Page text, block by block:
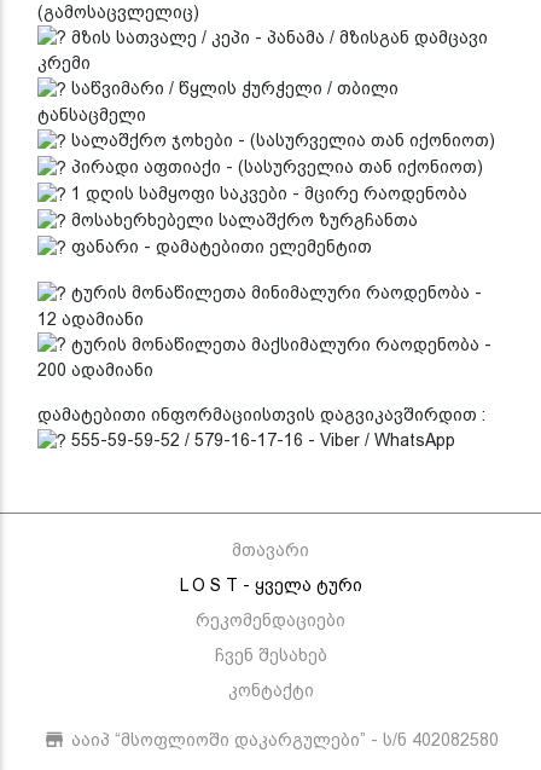
(გამოსაცვლელიც)
მზის სათვალე / კეპი - პანამა / მზისგან დამცავი
კრემი
საწვიმარი / წყლის ჭურჭელი / თბილი
ტანსაცმელი
სალაშქრო ჯოხები - (სასურველია თან იქონიოთ)
პირადი აფთიაქი - (სასურველია თან იქონიოთ)
1 დღის სამყოფი საკვები - მცირე რაოდენობა
მოსახერხებელი სალაშქრო ზურგჩანთა
ფანარი - დამატებითი ელემენტით
ტურის მონაწილეთა მინიმალური რაოდენობა -
12 ადამიანი
ტურის მონაწილეთა მაქსიმალური რაოდენობა -
200 ადამიანი
დამატებითი ინფორმაციისთვის დაგვიკავშირდით :
555-59-59-52 / 579-16-17-16 - Viber / WhatsApp
მთავარი
L O S T - ყველა ტური
რეკომენდაციები
ჩვენ შესახებ
კონტაქტი
ააიპ “მსოფლიოში დაკარგულები” - ს/ნ 402082580